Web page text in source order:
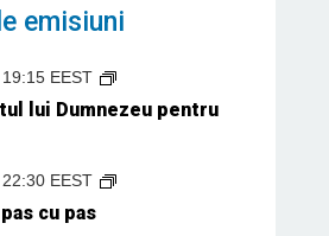
emisiuni
19:15 EEST
lui Dumnezeu pentru
22:30 EEST
cu pas